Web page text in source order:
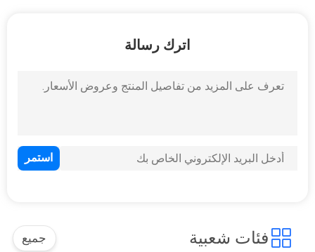
اترك رسالة
فئات شعبية جميع